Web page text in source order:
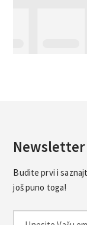
Newsletter
Budite prvi i
još puno toga!